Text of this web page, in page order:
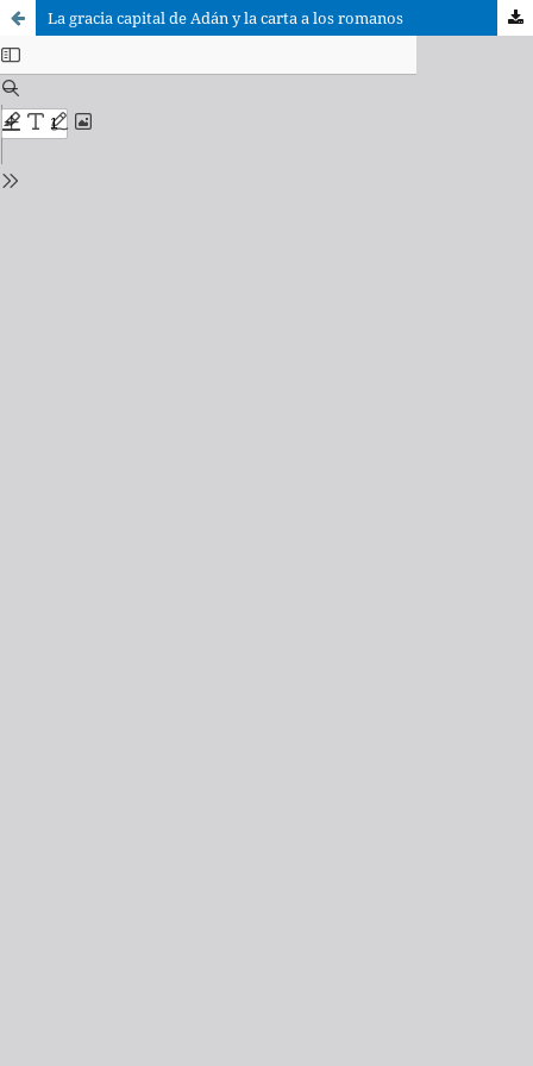
La gracia capital de Adán y la carta a los romanos